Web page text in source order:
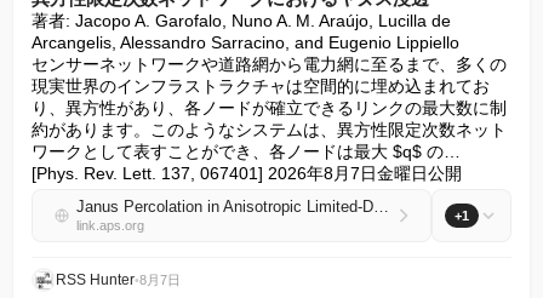
著者: Jacopo A. Garofalo, Nuno A. M. Araújo, Lucilla de
Arcangelis, Alessandro Sarracino, and Eugenio Lippiello
センサーネットワークや道路網から電力網に至るまで、多くの
現実世界のインフラストラクチャは空間的に埋め込まれてお
り、異方性があり、各ノードが確立できるリンクの最大数に制
約があります。このようなシステムは、異方性限定次数ネット
ワークとして表すことができ、各ノードは最大 $q$ の…
[Phys. Rev. Lett. 137, 067401] 2026年8月7日金曜日公開
Janus Percolation in Anisotropic Limited-Degree Networks
link.aps.org
+1
RSS Hunter•8月7日